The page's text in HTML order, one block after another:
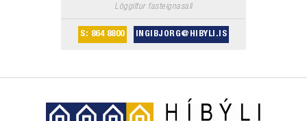
Löggiltur fasteignasali
S: 864 8800 INGIBJORG@HIBYLI.IS